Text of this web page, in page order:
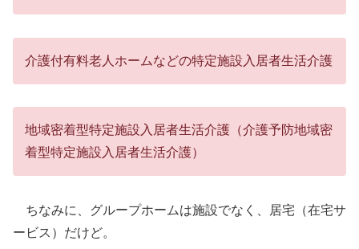
介護付有料老人ホームなどの特定施設入居者生活介護
地域密着型特定施設入居者生活介護（介護予防地域密
着型特定施設入居者生活介護）
ちなみに、グループホームは施設でなく、居宅（在宅サ
ービス）だけど。